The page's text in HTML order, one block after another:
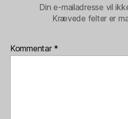
Din e-mailadresse vil
Krævede felter er
Kommentar *